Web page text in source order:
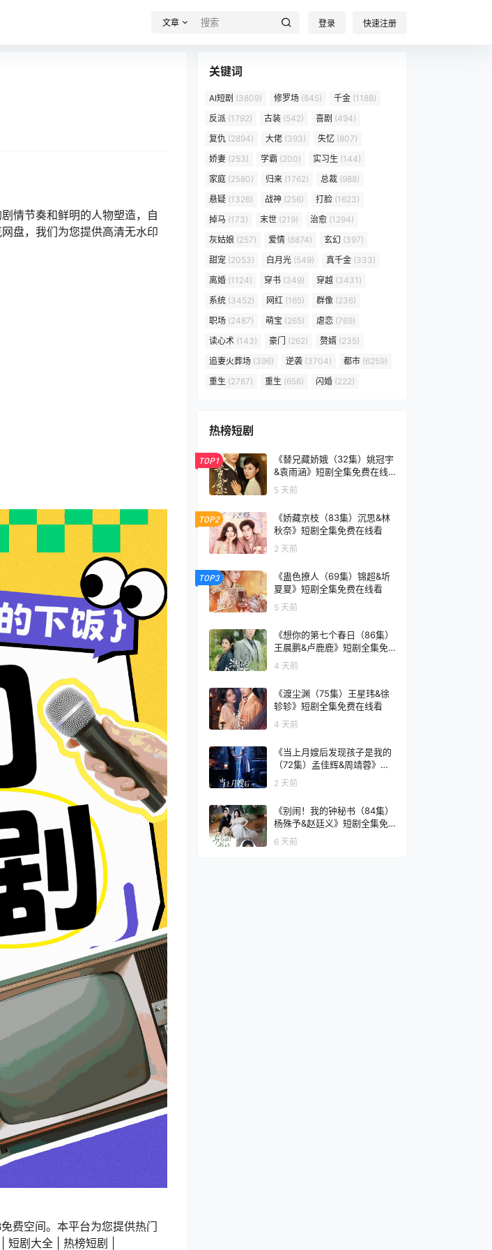
文章 登录 快速注册
情节奏和鲜明的人物塑造，自
盘，我们为您提供高清无水印
费空间。本平台为您提供热门
剧大全 | 热榜短剧 |
关键词
AI短剧 (3809) 修罗场 (845) 千金 (1188)
反派 (1792) 古装 (542) 喜剧 (494)
复仇 (2894) 大佬 (393) 失忆 (807)
娇妻 (253) 学霸 (200) 实习生 (144)
家庭 (2580) 归来 (1762) 总裁 (988)
悬疑 (1326) 战神 (256) 打脸 (1623)
掉马 (173) 末世 (219) 治愈 (1294)
灰姑娘 (257) 爱情 (8874) 玄幻 (397)
甜宠 (2053) 白月光 (549) 真千金 (333)
离婚 (1124) 穿书 (349) 穿越 (3431)
系统 (3452) 网红 (165) 群像 (236)
职场 (2487) 萌宝 (265) 虐恋 (769)
读心术 (143) 豪门 (262) 赘婿 (235)
追妻火葬场 (396) 逆袭 (3704) 都市 (6259)
重生 (2787) 重生 (656) 闪婚 (222)
热榜短剧
TOP1
《替兄藏娇娥（32集）姚冠宇
&袁雨涵》短剧全集免费在线
看
5 天前
TOP2
《娇藏京枝（83集）沉思&林
秋奈》短剧全集免费在线看
2 天前
TOP3
《蛊色撩人（69集）锦超&圻
夏夏》短剧全集免费在线看
5 天前
《想你的第七个春日（86集）
王晨鹏&卢鹿鹿》短剧全集免
费在线看
4 天前
《渡尘渊（75集）王星玮&徐
轸轸》短剧全集免费在线看
4 天前
《当上月嫂后发现孩子是我的
（72集）孟佳辉&周靖蓉》短
剧全集免费在线看
2 天前
《别闹！我的钟秘书（84集）
杨殊予&赵廷义》短剧全集免
费在线看
6 天前